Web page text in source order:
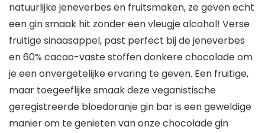
natuurlijke jeneverbes en fruitsmaken, ze geven echt
een gin smaak hit zonder een vleugje alcohol! Verse
fruitige sinaasappel, past perfect bij de jeneverbes
en 60% cacao-vaste stoffen donkere chocolade om
je een onvergetelijke ervaring te geven. Een fruitige,
maar toegeeflijke smaak deze veganistische
geregistreerde bloedoranje gin bar is een geweldige
manier om te genieten van onze chocolade gin